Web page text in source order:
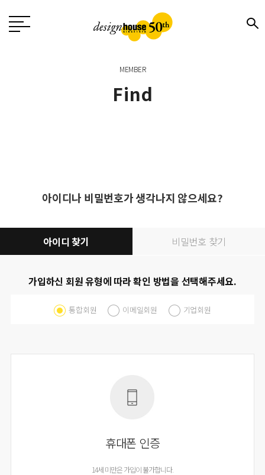
MEMBER
Find
아이디나 비밀번호가 생각나지 않으세요?
아이디 찾기 비밀번호 찾기
가입하신 회원 유형에 따라 확인 방법을 선택해주세요.
통합회원 이메일회원 기업회원
휴대폰 인증
14세 미만은 가입이 불가합니다.